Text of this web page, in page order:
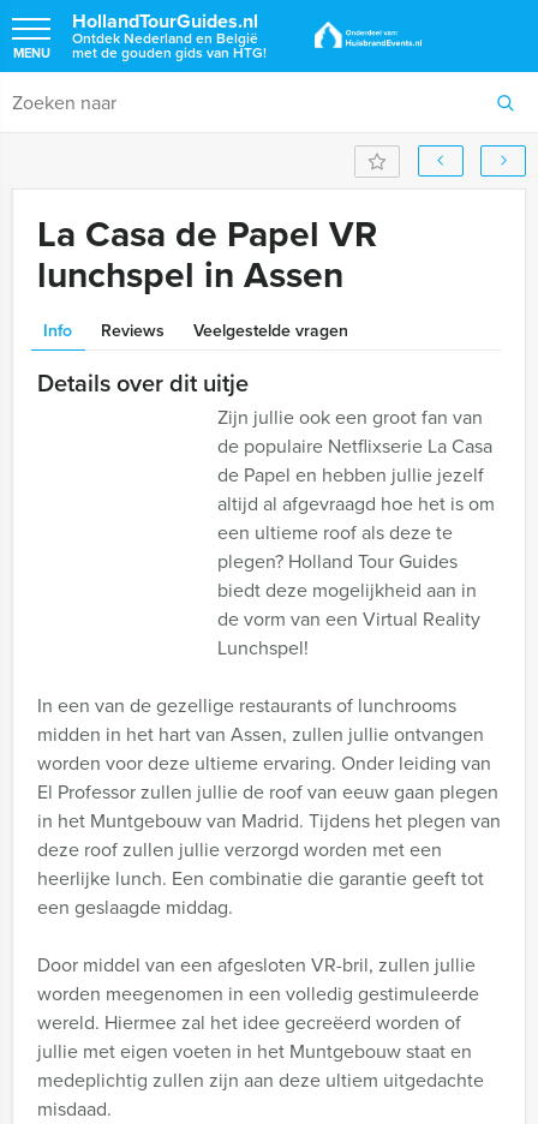
HollandTourGuides.nl
Ontdek Nederland en België
met de gouden gids van HTG!
MENU
La Casa de Papel VR
lunchspel in Assen
Info Reviews Veelgestelde vragen
Details over dit uitje
Zijn jullie ook een groot fan van
de populaire Netflixserie La Casa
de Papel en hebben jullie jezelf
altijd al afgevraagd hoe het is om
een ultieme roof als deze te
plegen? Holland Tour Guides
biedt deze mogelijkheid aan in
de vorm van een Virtual Reality
Lunchspel!
In een van de gezellige restaurants of lunchrooms
midden in het hart van Assen, zullen jullie ontvangen
worden voor deze ultieme ervaring. Onder leiding van
El Professor zullen jullie de roof van eeuw gaan plegen
in het Muntgebouw van Madrid. Tijdens het plegen van
deze roof zullen jullie verzorgd worden met een
heerlijke lunch. Een combinatie die garantie geeft tot
een geslaagde middag.
Door middel van een afgesloten VR-bril, zullen jullie
worden meegenomen in een volledig gestimuleerde
wereld. Hiermee zal het idee gecreëerd worden of
jullie met eigen voeten in het Muntgebouw staat en
medeplichtig zullen zijn aan deze ultiem uitgedachte
misdaad.